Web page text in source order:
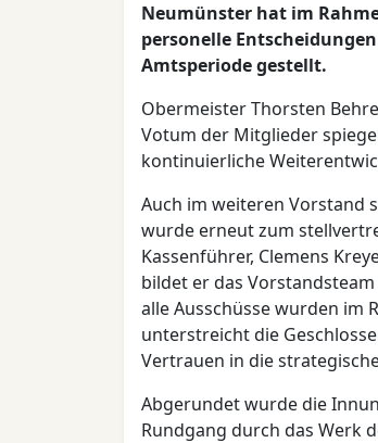
Neumünster hat im
personelle
Amtsperiode gestellt.
Obermeister Thorsten
Votum der Mitglieder
kontinuierliche
Auch im weiteren Vorstand
wurde erneut zum
Kassenführer, Clemens
bildet er das
alle Ausschüsse wurden im
unterstreicht die
Vertrauen in die
Abgerundet wurde die
Rundgang durch das Werk